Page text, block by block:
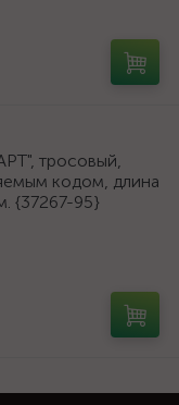
тросовый,
кодом, длина
{37267-95}